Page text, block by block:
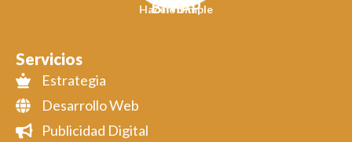
BIMAP
Hacelo Simple
Servicios
Estrategia
Desarrollo Web
Publicidad Digital